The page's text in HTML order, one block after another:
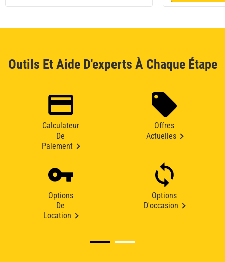
Outils Et Aide D'experts À Chaque Étape
Calculateur
De
Paiement
Offres
Actuelles
Options
De
Location
Options
D'occasion